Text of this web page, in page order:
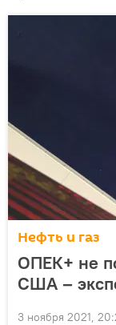
Нефть и газ
ОПЕК+ не
США –
3 ноября 2021,